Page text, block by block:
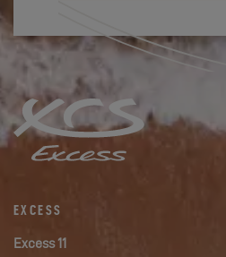
EXCESS
Excess 11